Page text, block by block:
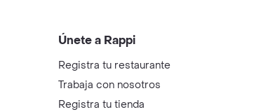
Únete a Rappi
Registra tu restaurante
Trabaja con nosotros
Registra tu tienda